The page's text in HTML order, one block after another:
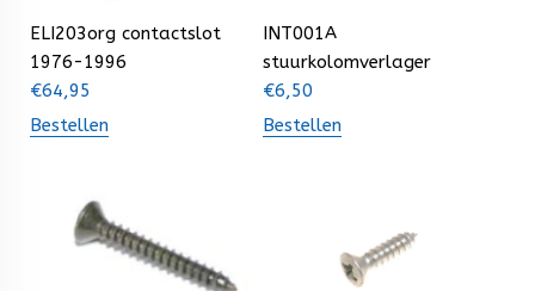
ELI203org contactslot
1976-1996
€64,95
Bestellen
INT001A
stuurkolomverlager
€6,50
Bestellen